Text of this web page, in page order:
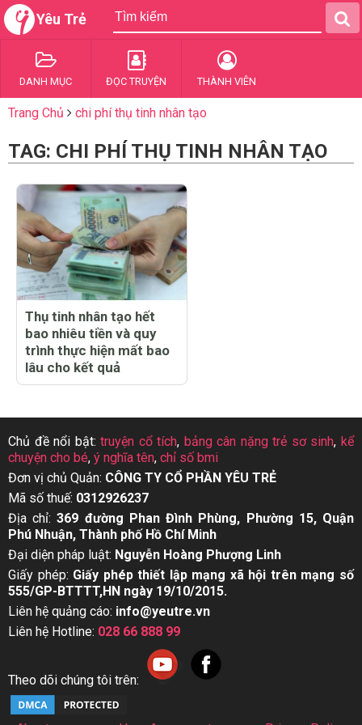
Yêu Trẻ
DANH MỤC ĐỌC TRUYỆN THÀNH VIÊN
Trang Chủ chi phí thụ tinh nhân tạo
TAG: CHI PHÍ THỤ TINH NHÂN TẠO
Thụ tinh nhân tạo hết
bao nhiêu tiền và quy
trình thực hiện mất bao
lâu cho kết quả
Chủ đề nổi bật:truyện cổ tích, bảng cân nặng trẻ sơ sinh,kể
chuyện cho bé, ý nghĩa tên, chỉ số bmi
Đơn vị chủ Quản: CÔNG TY CỔ PHẦN YÊU TRẺ
Mã số thuế: 0312926237
Địa chỉ:369 đường Phan Đình Phùng, Phường 15, Quận
Phú Nhuận, Thành phố Hồ Chí Minh
Đại diện pháp luật: Nguyễn Hoàng Phượng Linh
Giấy phép: Giấy phép thiết lập mạng xã hội trên mạng số
555/GP-BTTTT,HN ngày 19/10/2015.
Liên hệ quảng cáo: info@yeutre.vn
Liên hệ Hotline: 028 66 888 99
Theo dõi chúng tôi trên: